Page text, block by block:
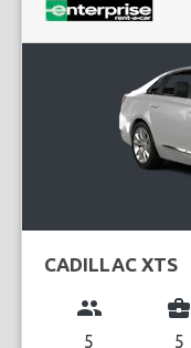
CADILLAC XTS
group
5
business_center
5